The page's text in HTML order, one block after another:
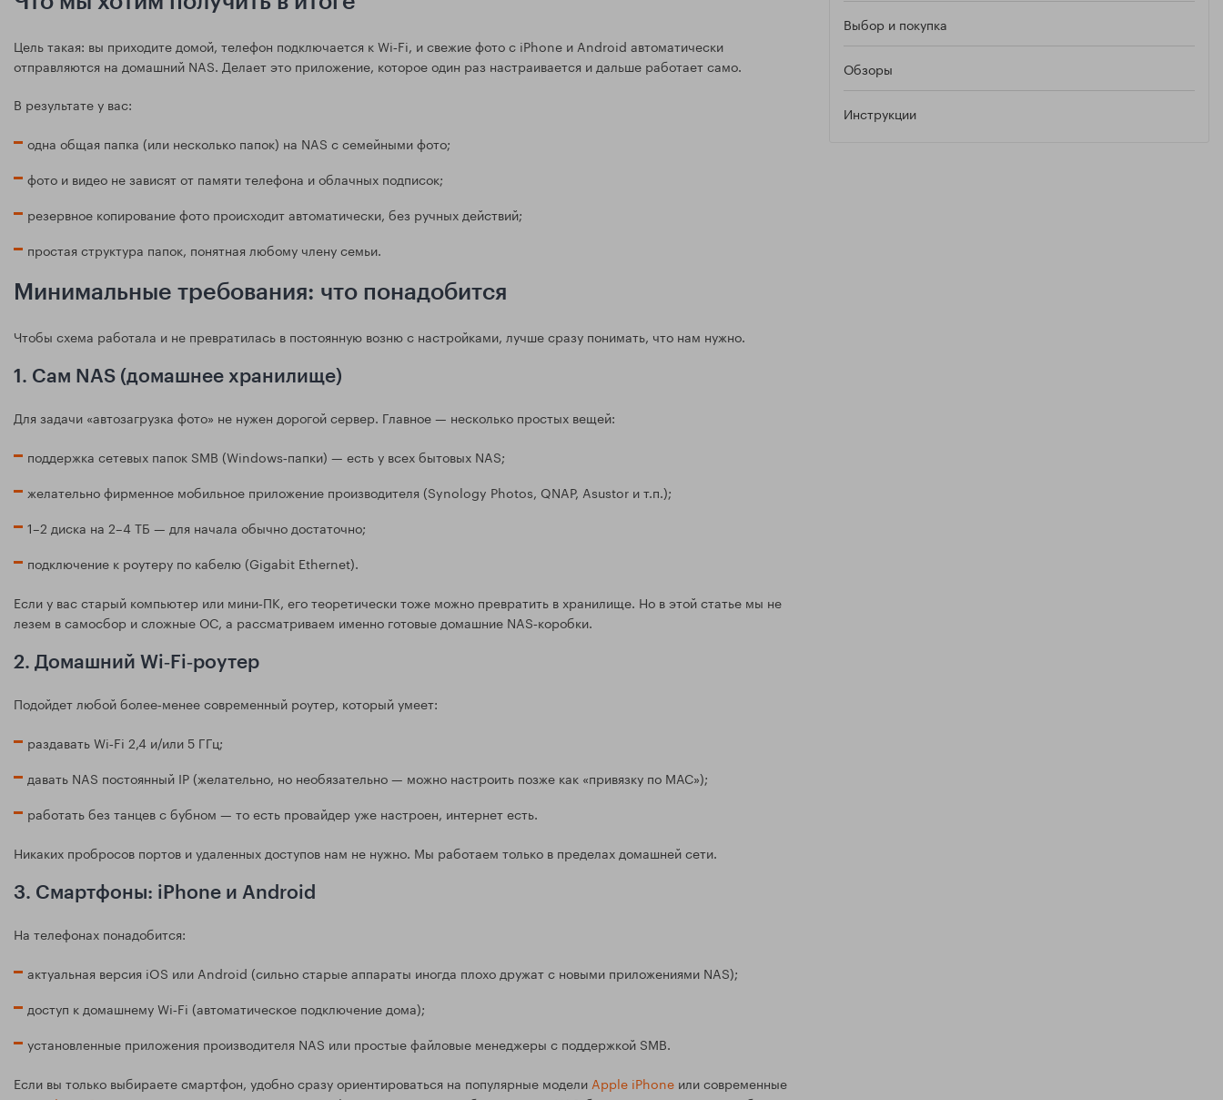
Цель такая: вы приходите домой, телефон подключается к Wi‑Fi, и свежие фото с iPhone и Android автоматически
отправляются на домашний NAS. Делает это приложение, которое один раз настраивается и дальше работает само.
В результате у вас:
одна общая папка (или несколько папок) на NAS с семейными фото;
фото и видео не зависят от памяти телефона и облачных подписок;
резервное копирование фото происходит автоматически, без ручных действий;
простая структура папок, понятная любому члену семьи.
Минимальные требования: что понадобится
Чтобы схема работала и не превратилась в постоянную возню с настройками, лучше сразу понимать, что нам нужно.
1. Сам NAS (домашнее хранилище)
Для задачи «автозагрузка фото» не нужен дорогой сервер. Главное — несколько простых вещей:
поддержка сетевых папок SMB (Windows‑папки) — есть у всех бытовых NAS;
желательно фирменное мобильное приложение производителя (Synology Photos, QNAP, Asustor и т.п.);
1–2 диска на 2–4 ТБ — для начала обычно достаточно;
подключение к роутеру по кабелю (Gigabit Ethernet).
Если у вас старый компьютер или мини‑ПК, его теоретически тоже можно превратить в хранилище. Но в этой статье мы не
лезем в самосбор и сложные ОС, а рассматриваем именно готовые домашние NAS‑коробки.
2. Домашний Wi‑Fi‑роутер
Подойдет любой более‑менее современный роутер, который умеет:
раздавать Wi‑Fi 2,4 и/или 5 ГГц;
давать NAS постоянный IP (желательно, но необязательно — можно настроить позже как «привязку по MAC»);
работать без танцев с бубном — то есть провайдер уже настроен, интернет есть.
Никаких пробросов портов и удаленных доступов нам не нужно. Мы работаем только в пределах домашней сети.
3. Смартфоны: iPhone и Android
На телефонах понадобится:
актуальная версия iOS или Android (сильно старые аппараты иногда плохо дружат с новыми приложениями NAS);
доступ к домашнему Wi‑Fi (автоматическое подключение дома);
установленные приложения производителя NAS или простые файловые менеджеры с поддержкой SMB.
Если вы только выбираете смартфон, удобно сразу ориентироваться на популярные моделиApple iPhone или современные
Выбор и покупка
Обзоры
Инструкции